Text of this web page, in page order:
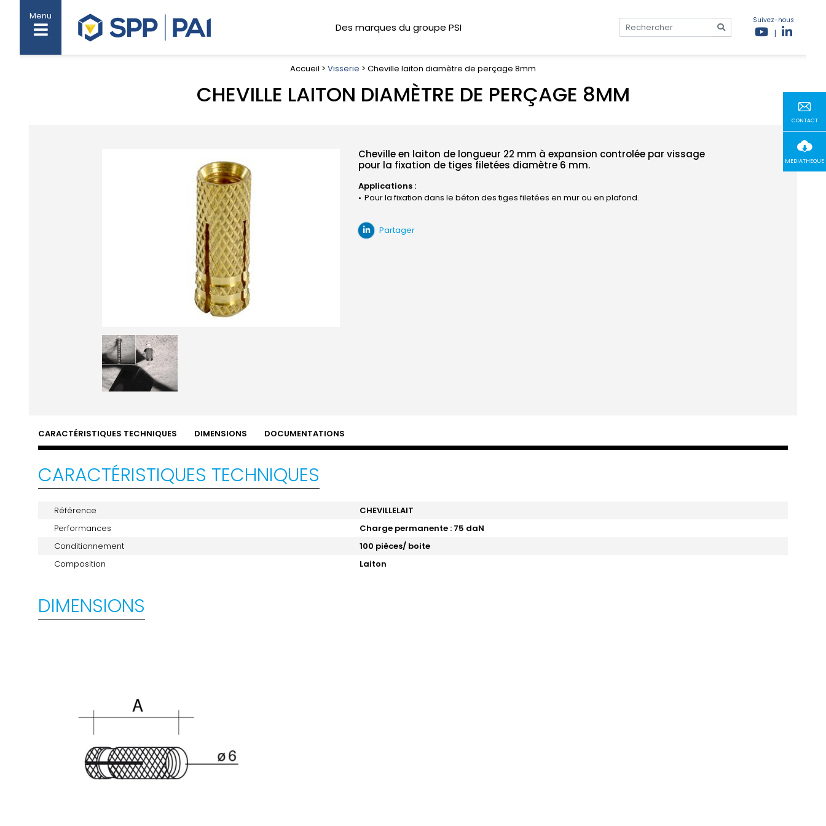
Menu
Des marques du groupe PSI
Suivez-nous
|
CONTACT
MEDIATHEQUE
Accueil > Visserie > Cheville laiton diamètre de perçage 8mm
CHEVILLE LAITON DIAMÈTRE DE PERÇAGE 8MM
Cheville en laiton de longueur 22 mm à expansion controlée par vissage
pour la fixation de tiges filetées diamètre 6 mm.
Applications :
Pour la fixation dans le béton des tiges filetées en mur ou en plafond.
Partager
CARACTÉRISTIQUES TECHNIQUES DIMENSIONS DOCUMENTATIONS
CARACTÉRISTIQUES TECHNIQUES
Référence
CHEVILLELAIT
Performances
Charge permanente : 75 daN
Conditionnement
100 pièces/ boite
Composition
Laiton
DIMENSIONS